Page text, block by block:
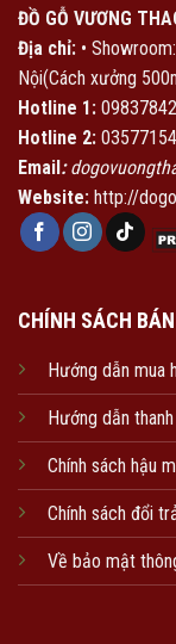
ĐỒ GỖ VƯƠNG
Địa chỉ: •
Nội(Cách xưởng
Hotline 1:
Hotline 2:
Email:
Website: http://
CHÍNH SÁCH
Hướng dẫn mua
Hướng dẫn
Chính sách hậu
Chính sách đổi
Về bảo mật